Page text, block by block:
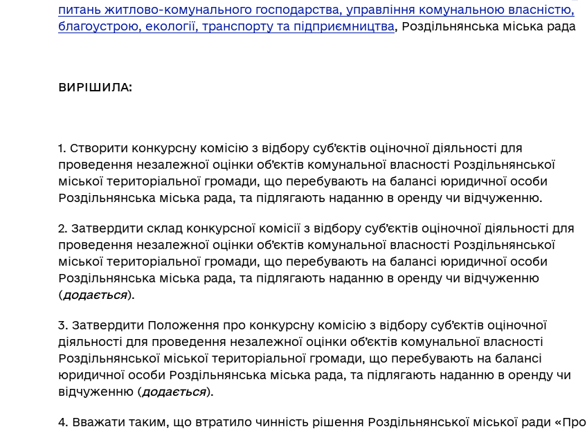
питань житлово-комунального господарства, управління комунальною власністю,
благоустрою, екології, транспорту та підприємництва, Роздільнянська міська рада
ВИРІШИЛА:
1. Створити конкурсну комісію з відбору суб’єктів оціночної діяльності для
проведення незалежної оцінки об’єктів комунальної власності Роздільнянської
міської територіальної громади, що перебувають на балансі юридичної особи
Роздільнянська міська рада, та підлягають наданню в оренду чи відчуженню.
2. Затвердити склад конкурсної комісії з відбору суб’єктів оціночної діяльності для
проведення незалежної оцінки об’єктів комунальної власності Роздільнянської
міської територіальної громади, що перебувають на балансі юридичної особи
Роздільнянська міська рада, та підлягають наданню в оренду чи відчуженню
(додається).
3. Затвердити Положення про конкурсну комісію з відбору суб’єктів оціночної
діяльності для проведення незалежної оцінки об’єктів комунальної власності
Роздільнянської міської територіальної громади, що перебувають на балансі
юридичної особи Роздільнянська міська рада, та підлягають наданню в оренду чи
відчуженню (додається).
4. Вважати таким, що втратило чинність рішення Роздільнянської міської ради «Про